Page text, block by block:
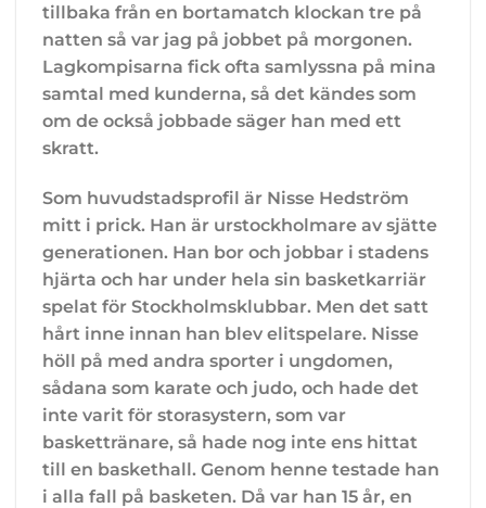
tillbaka från en bortamatch klockan tre på
natten så var jag på jobbet på morgonen.
Lagkompisarna fick ofta samlyssna på mina
samtal med kunderna, så det kändes som
om de också jobbade säger han med ett
skratt.
Som huvudstadsprofil är Nisse Hedström
mitt i prick. Han är urstockholmare av sjätte
generationen. Han bor och jobbar i stadens
hjärta och har under hela sin basketkarriär
spelat för Stockholmsklubbar. Men det satt
hårt inne innan han blev elitspelare. Nisse
höll på med andra sporter i ungdomen,
sådana som karate och judo, och hade det
inte varit för storasystern, som var
baskettränare, så hade nog inte ens hittat
till en baskethall. Genom henne testade han
i alla fall på basketen. Då var han 15 år, en